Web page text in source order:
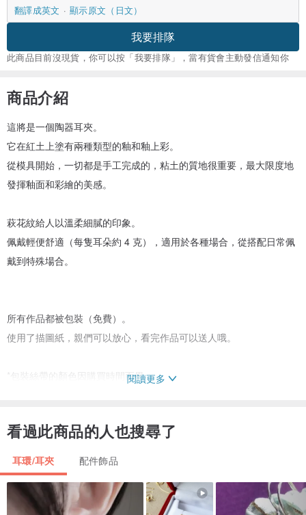
翻譯成英文
顯示原文（日文）
我要排隊
此商品目前沒現貨，你可以按「我要排隊」，當有貨會主動發信通知你
商品介紹
這將是一個陶器耳夾。
它在紅土上塗有兩種類型的釉和釉上彩。
從模具開始，一切都是手工完成的，粘土的質地很重要，最大限度地
發揮釉面和彩繪的美感。
萩花紋給人以溫柔細膩的印象。
佩戴輕便舒適（每隻耳朵約 4 克），適用於各種場合，從搭配日常佩
戴到特殊場合。
所有作品都被包裝（免費）。
使用了描圖紙，親們可以放心，看完作品可以送人哦。
*包裝絲帶的顏色因購買時間而異。
*因為每個項目都是手工製作的，所以顏色深淺等可能會有個體差異。
閱讀更多
看過此商品的人也搜尋了
耳環/耳夾 配件飾品